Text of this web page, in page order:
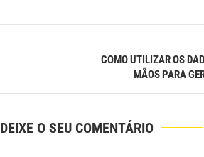
COMO UTILIZAR OS
MÃOS PARA
DEIXE O SEU COMENTÁRIO